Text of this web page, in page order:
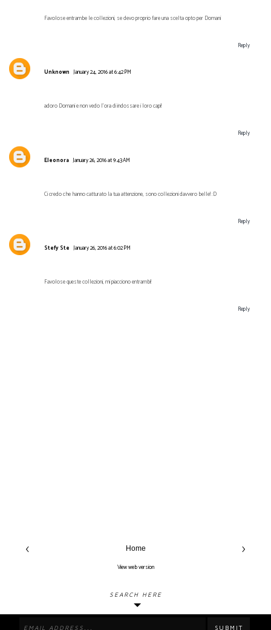
Favolose entrambe le collezioni, se devo proprio fare una scelta opto per Domani
Reply
Unknown January 24, 2016 at 6:42 PM
adoro Domani e non vedo l'ora di indossare i loro capi!
Reply
Eleonora January 26, 2016 at 9:43 AM
Ci credo che hanno catturato la tua attenzione, sono collezioni davvero belle! :D
Reply
Stefy Ste January 26, 2016 at 6:02 PM
Favolose queste collezioni, mi piacciono entrambi!
Reply
‹ ›
Home
View web version